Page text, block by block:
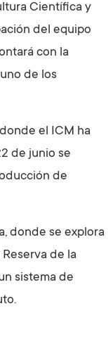
Científica y
del equipo
con la
de los
el ICM ha
de junio se
de
donde se explora
de la
sistema de